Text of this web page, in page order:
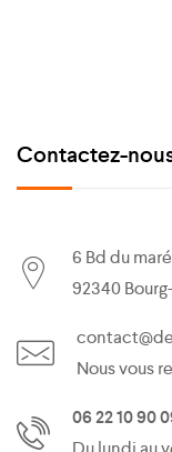
Contactez-
6 Bd du
92340
Nous vous
06 22 10 90